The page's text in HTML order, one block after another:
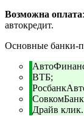
Возможна оплата
автокредит.
Основные банки-
ВТБ;
Драйв клик.